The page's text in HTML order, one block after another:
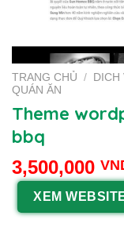
TRANG CHỦ /
DICH
QUÁN ĂN
Theme
bbq
3,500,000
XEM